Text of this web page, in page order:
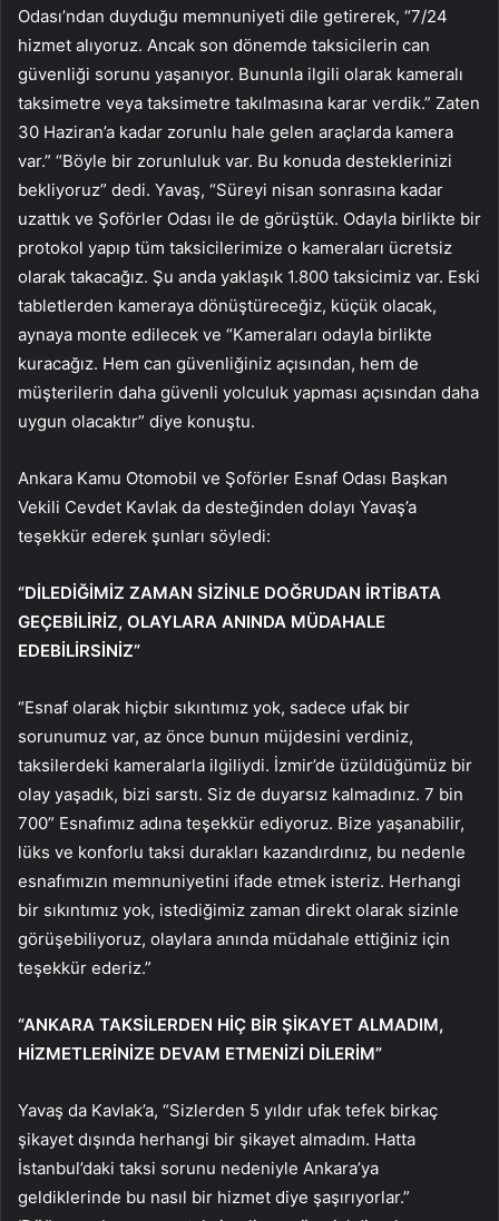
Odası’ndan duyduğu memnuniyeti dile getirerek, “7/24
hizmet alıyoruz. Ancak son dönemde taksicilerin can
güvenliği sorunu yaşanıyor. Bununla ilgili olarak kameralı
taksimetre veya taksimetre takılmasına karar verdik.” Zaten
30 Haziran’a kadar zorunlu hale gelen araçlarda kamera
var.” “Böyle bir zorunluluk var. Bu konuda desteklerinizi
bekliyoruz” dedi. Yavaş, “Süreyi nisan sonrasına kadar
uzattık ve Şoförler Odası ile de görüştük. Odayla birlikte bir
protokol yapıp tüm taksicilerimize o kameraları ücretsiz
olarak takacağız. Şu anda yaklaşık 1.800 taksicimiz var. Eski
tabletlerden kameraya dönüştüreceğiz, küçük olacak,
aynaya monte edilecek ve “Kameraları odayla birlikte
kuracağız. Hem can güvenliğiniz açısından, hem de
müşterilerin daha güvenli yolculuk yapması açısından daha
uygun olacaktır” diye konuştu.
Ankara Kamu Otomobil ve Şoförler Esnaf Odası Başkan
Vekili Cevdet Kavlak da desteğinden dolayı Yavaş’a
teşekkür ederek şunları söyledi:
“DİLEDİĞİMİZ ZAMAN SİZİNLE DOĞRUDAN İRTİBATA
GEÇEBİLİRİZ, OLAYLARA ANINDA MÜDAHALE
EDEBİLİRSİNİZ”
“Esnaf olarak hiçbir sıkıntımız yok, sadece ufak bir
sorunumuz var, az önce bunun müjdesini verdiniz,
taksilerdeki kameralarla ilgiliydi. İzmir’de üzüldüğümüz bir
olay yaşadık, bizi sarstı. Siz de duyarsız kalmadınız. 7 bin
700” Esnafımız adına teşekkür ediyoruz. Bize yaşanabilir,
lüks ve konforlu taksi durakları kazandırdınız, bu nedenle
esnafımızın memnuniyetini ifade etmek isteriz. Herhangi
bir sıkıntımız yok, istediğimiz zaman direkt olarak sizinle
görüşebiliyoruz, olaylara anında müdahale ettiğiniz için
teşekkür ederiz.”
“ANKARA TAKSİLERDEN HİÇ BİR ŞİKAYET ALMADIM,
HİZMETLERİNİZE DEVAM ETMENİZİ DİLERİM”
Yavaş da Kavlak’a, “Sizlerden 5 yıldır ufak tefek birkaç
şikayet dışında herhangi bir şikayet almadım. Hatta
İstanbul’daki taksi sorunu nedeniyle Ankara’ya
geldiklerinde bu nasıl bir hizmet diye şaşırıyorlar.”